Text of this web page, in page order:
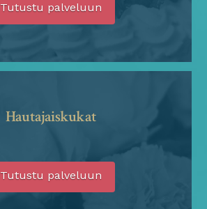
Tutustu palveluun
Hautajaiskukat
Tutustu palveluun